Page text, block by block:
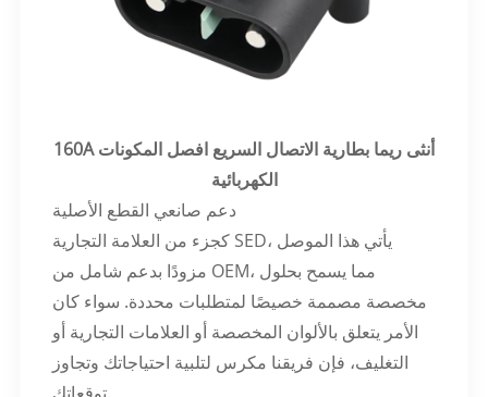
160A أنثى ريما بطارية الاتصال السريع افصل المكونات
الكهربائية
دعم صانعي القطع الأصلية
كجزء من العلامة التجارية SED، يأتي هذا الموصل
مزودًا بدعم شامل من OEM، مما يسمح بحلول
مخصصة مصممة خصيصًا لمتطلبات محددة. سواء كان
الأمر يتعلق بالألوان المخصصة أو العلامات التجارية أو
التغليف، فإن فريقنا مكرس لتلبية احتياجاتك وتجاوز
توقعاتك.